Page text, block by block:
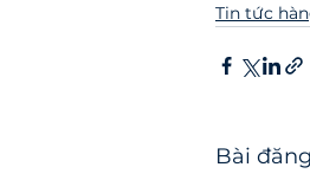
Tin tức
Bài